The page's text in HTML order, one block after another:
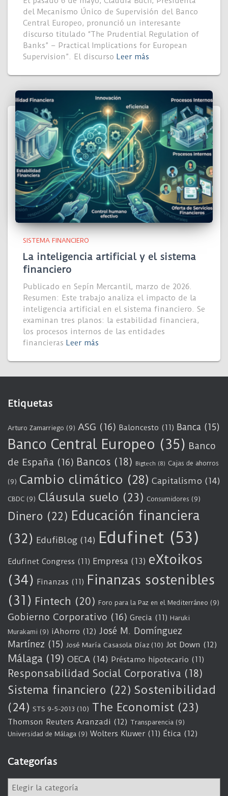
del Mecanismo Único de Supervisión del Banco
Central Europeo, pronunció un interesante
discurso titulado “The Prudential Regulation of
Banks” – Practical Implications for European
Supervision”. El discurso Leer más
SISTEMA FINANCIERO
La inteligencia artificial y el sistema
financiero
Publicado en Sepín Mercantil, marzo de 2026.
Resumen: Este trabajo analiza el impacto de la
inteligencia artificial en el sistema financiero. Se
examinan tres planos: la estabilidad financiera,
los procesos internos de las entidades
financieras Leer más
Etiquetas
Arturo Zamarriego (9) ASG (16) Baloncesto (11) Banca (15)
Banco Central Europeo (35) Banco
de España (16) Bancos (18) Bigtech (8) Cajas de ahorros
(9) Cambio climático (28) Capitalismo (14)
CBDC (9) Cláusula suelo (23) Consumidores (9)
Dinero (22) Educación financiera
(32) EdufiBlog (14) Edufinet (53)
Edufinet Congress (11) Empresa (13) eXtoikos
(34) Finanzas (11) Finanzas sostenibles
(31) Fintech (20) Foro para la Paz en el Mediterráneo (9)
Gobierno Corporativo (16) Grecia (11) Haruki
Murakami (9) iAhorro (12) José M. Domínguez
Martínez (15) José María Casasola Díaz (10) Jot Down (12)
Málaga (19) OECA (14) Préstamo hipotecario (11)
Responsabilidad Social Corporativa (18)
Sistema financiero (22) Sostenibilidad
(24) STS 9-5-2013 (10) The Economist (23)
Thomson Reuters Aranzadi (12) Transparencia (9)
Universidad de Málaga (9) Wolters Kluwer (11) Ética (12)
Categorías